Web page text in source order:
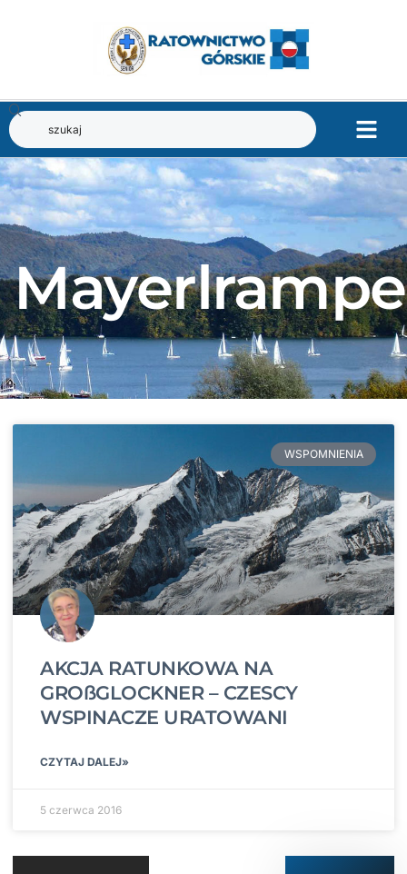
Mayerlrampe
WSPOMNIENIA
AKCJA RATUNKOWA NA
GROßGLOCKNER – CZESCY
WSPINACZE URATOWANI
CZYTAJ DALEJ»
5 czerwca 2016